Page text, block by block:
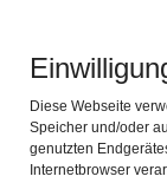
Diese Webseite
Speicher und/oder
genutzten
Internetbrowser
Am 2.
Feiertagen